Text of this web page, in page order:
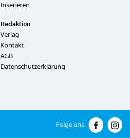
Inserieren
Redaktion
Verlag
Kontakt
AGB
Datenschutzerklärung
Folge uns